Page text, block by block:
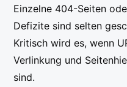
Einzelne 404-Seiten
Defizite sind selten
Kritisch wird es, wenn
Verlinkung und
sind.